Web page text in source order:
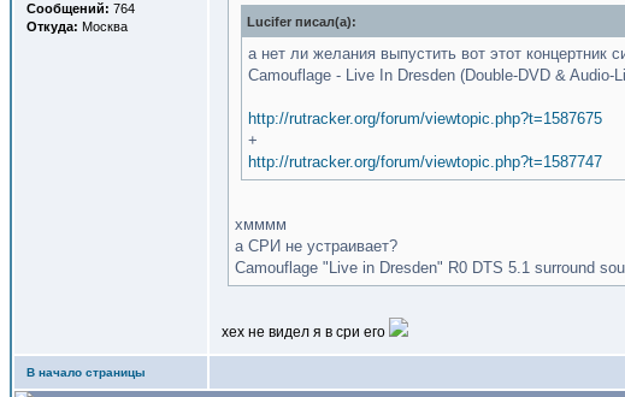
Сообщений: 764
Откуда: Москва Lucifer писал(a):
а нет ли желания выпустить вот этот концертник
Camouflage - Live In Dresden (Double-DVD & Audio-
http://rutracker.org/forum/viewtopic.php?t=1587675
+
http://rutracker.org/forum/viewtopic.php?t=1587747
хмммм
а СРИ не устраивает?
Camouflage "Live in Dresden" R0 DTS 5.1 surround
хех не видел я в сри его
В начало страницы